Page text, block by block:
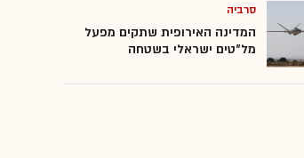
סרביה
המדינה האירופית שתקים מפעל
מל"טים ישראלי בשטחה